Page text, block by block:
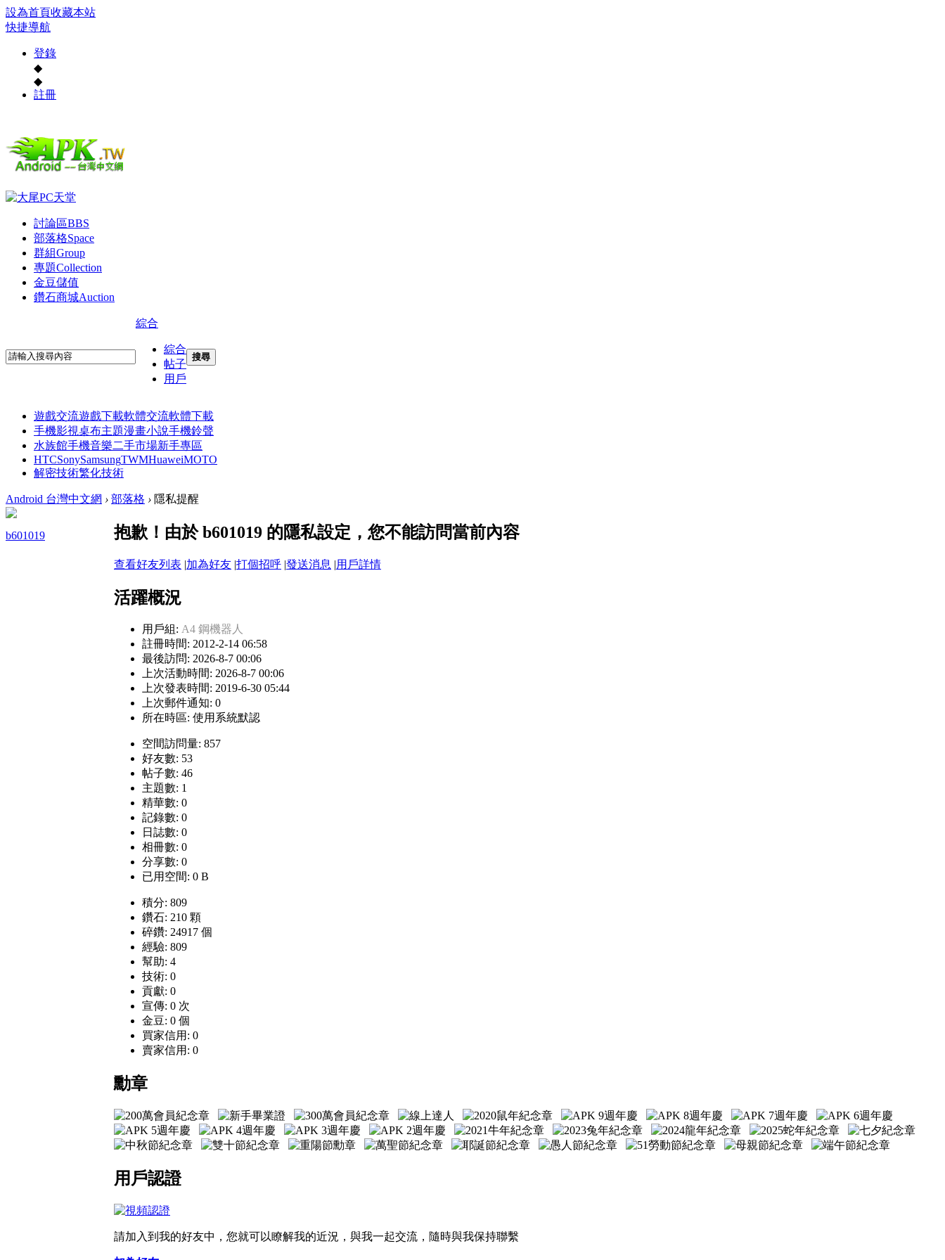
設為首頁收藏本站
快捷導航
登錄
◆
◆
註冊
討論區BBS
部落格Space
群組Group
專題Collection
金豆儲值
鑽石商城Auction
綜合
綜合
帖子
用戶
搜尋
遊戲交流遊戲下載軟體交流軟體下載
手機影視桌布主題漫畫小說手機鈴聲
水族館手機音樂二手市場新手專區
HTCSonySamsungTWMHuaweiMOTO
解密技術繁化技術
Android 台灣中文網 › 部落格 › 隱私提醒
b601019 抱歉！由於 b601019 的隱私設定，您不能訪問當前內容
查看好友列表 |加為好友 |打個招呼 |發送消息 |用戶詳情
活躍概況
用戶組: A4 鋼機器人
註冊時間: 2012-2-14 06:58
最後訪問: 2026-8-7 00:06
上次活動時間: 2026-8-7 00:06
上次發表時間: 2019-6-30 05:44
上次郵件通知: 0
所在時區: 使用系統默認
空間訪問量: 857
好友數: 53
帖子數: 46
主題數: 1
精華數: 0
記錄數: 0
日誌數: 0
相冊數: 0
分享數: 0
已用空間: 0 B
積分: 809
鑽石: 210 顆
碎鑽: 24917 個
經驗: 809
幫助: 4
技術: 0
貢獻: 0
宣傳: 0 次
金豆: 0 個
買家信用: 0
賣家信用: 0
勳章
用戶認證
請加入到我的好友中，您就可以瞭解我的近況，與我一起交流，隨時與我保持聯繫